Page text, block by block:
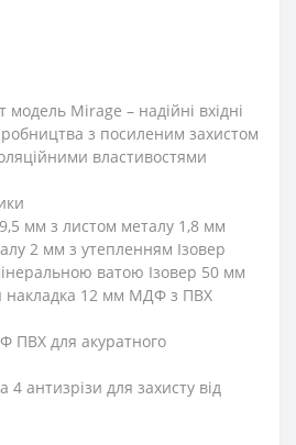
Mirage – надійні вхідні
з посиленим захистом
властивостями
мм з листом металу 1,8 мм
2 мм з утепленням Ізовер
ватою Ізовер 50 мм
накладка 12 мм МДФ з ПВХ
для акуратного
4 антизрізи для захисту від